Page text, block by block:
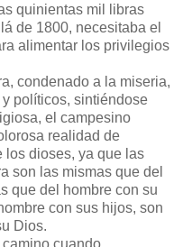
quinientas mil libras
de 1800, necesitaba el
alimentar los privilegios
condenado a la miseria,
políticos, sintiéndose
el campesino
realidad de
los dioses, ya que las
son las mismas que del
que del hombre con su
con sus hijos, son
Dios.
cuando